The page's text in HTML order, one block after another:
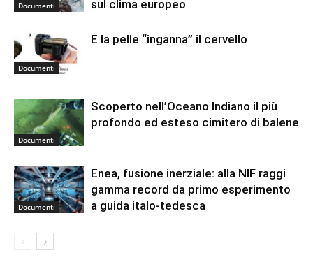
Documenti
sul clima europeo
Documenti
E la pelle “inganna” il cervello
Documenti
Scoperto nell’Oceano Indiano il più
profondo ed esteso cimitero di balene
Documenti
Enea, fusione inerziale: alla NIF raggi
gamma record da primo esperimento
a guida italo-tedesca